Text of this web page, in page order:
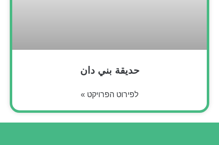
حديقة بني دان
לפירוט הפרויקט »